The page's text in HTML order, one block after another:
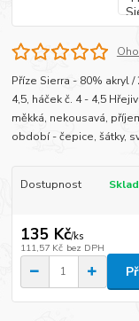
Příze Sierra - 80% akryl
4,5, háček č. 4 - 4,5
měkká, nekousavá,
období - čepice, šátky,
Dostupnost
135 Kč/ks
111,57 Kč bez DPH